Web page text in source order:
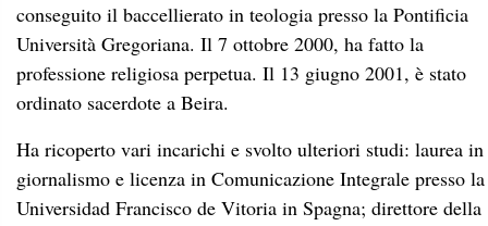
conseguito il baccellierato in teologia presso la Pontificia
Università Gregoriana. Il 7 ottobre 2000, ha fatto la
professione religiosa perpetua. Il 13 giugno 2001, è stato
ordinato sacerdote a Beira.
Ha ricoperto vari incarichi e svolto ulteriori studi: laurea in
giornalismo e licenza in Comunicazione Integrale presso la
Universidad Francisco de Vitoria in Spagna; direttore della